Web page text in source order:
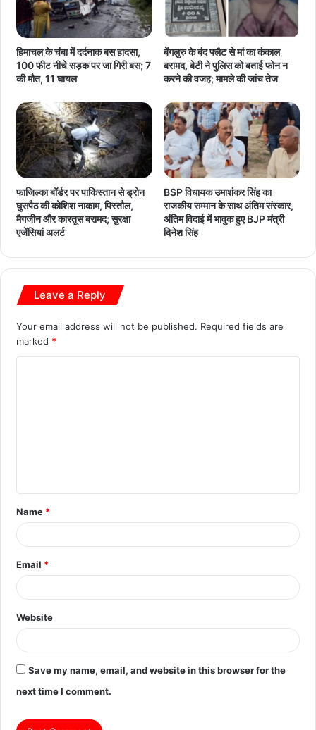
हिमाचल के चंबा में दर्दनाक बस हादसा,
100 फीट नीचे सड़क पर जा गिरी बस; 7
की मौत, 11 घायल
बेंगलुरु के बंद फ्लैट से मां का कंकाल
बरामद, बेटी ने पुलिस को बताई फोन न
करने की वजह; मामले की जांच तेज
फाजिल्का बॉर्डर पर पाकिस्तान से ड्रोन
घुसपैठ की कोशिश नाकाम, पिस्तौल,
मैगजीन और कारतूस बरामद; सुरक्षा
एजेंसियां अलर्ट
BSP विधायक उमाशंकर सिंह का
राजकीय सम्मान के साथ अंतिम संस्कार,
अंतिम विदाई में भावुक हुए BJP मंत्री
दिनेश सिंह
Leave a Reply
Your email address will not be published. Required fields are
marked *
t
*
Name *
Email *
Website
Save my name, email, and website in this browser for the
next time I comment.